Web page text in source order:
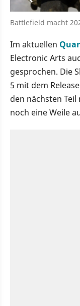
Battlefield macht
Im aktuellen
Electronic Arts
gesprochen. Die
5 mit dem
den nächsten
noch eine Weile